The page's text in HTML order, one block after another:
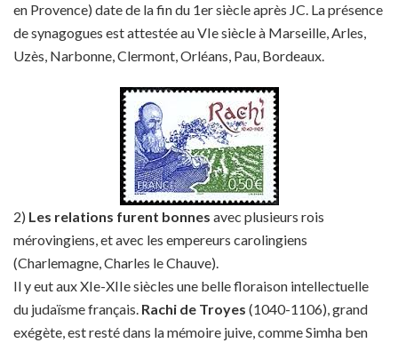
en Provence) date de la fin du 1er siècle après JC. La présence
de synagogues est attestée au VIe siècle à Marseille, Arles,
Uzès, Narbonne, Clermont, Orléans, Pau, Bordeaux.
2) Les relations furent bonnes avec plusieurs rois
mérovingiens, et avec les empereurs carolingiens
(Charlemagne, Charles le Chauve).
Il y eut aux XIe-XIIe siècles une belle floraison intellectuelle
du judaïsme français. Rachi de Troyes (1040-1106), grand
exégète, est resté dans la mémoire juive, comme Simha ben